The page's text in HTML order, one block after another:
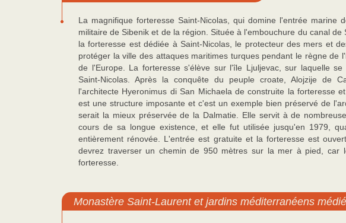
La magnifique forteresse Saint-Nicolas, qui domine l'entrée marine
militaire de Sibenik et de la région. Située à l'embouchure du canal de
la forteresse est dédiée à Saint-Nicolas, le protecteur des mers et
protéger la ville des attaques maritimes turques pendant le règne de
de l'Europe. La forteresse s'élève sur l'île Ljuljevac, sur laquelle
Saint-Nicolas. Après la conquête du peuple croate, Alojzije de
l'architecte Hyeronimus di San Michaela de construite la forteresse
est une structure imposante et c'est un exemple bien préservé de
serait la mieux préservée de la Dalmatie. Elle servit à de
cours de sa longue existence, et elle fut utilisée jusqu'en 1979,
entièrement rénovée. L'entrée est gratuite et la forteresse est
devrez traverser un chemin de 950 mètres sur la mer à pied, car
forteresse.
Monastère Saint-Laurent et jardins méditerranéens